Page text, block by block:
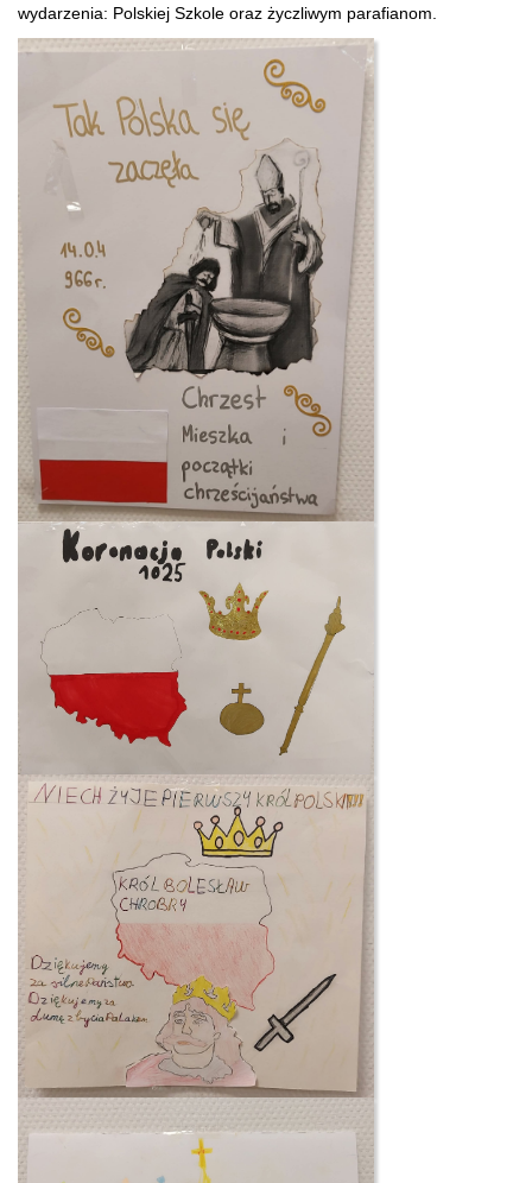
wydarzenia: Polskiej Szkole oraz życzliwym parafianom.